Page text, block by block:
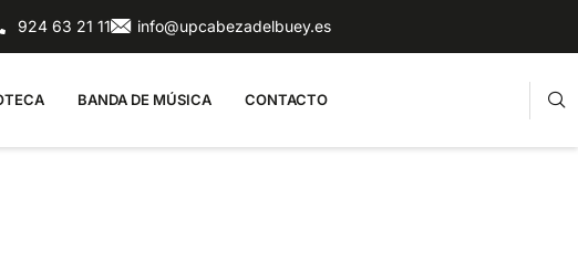
924 63 21 11 info@upcabezadelbuey.es
BANDA DE MÚSICA CONTACTO